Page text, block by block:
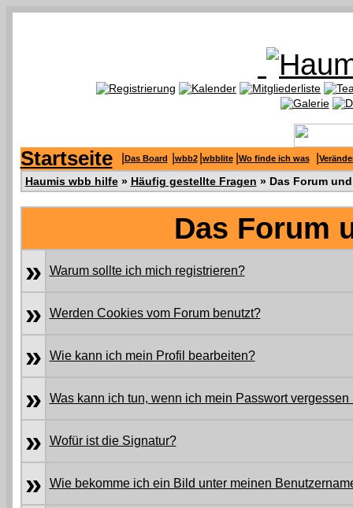
Startseite Das Board wbb2 wbblite Wo finde ich was
Haumis wbb hilfe» Häufig gestellte Fragen » Das Forum
Das Forum
»
Warum sollte ich mich registrieren?
» Werden Cookies vom Forum benutzt?
» Wie kann ich mein Profil bearbeiten?
» Was kann ich tun, wenn ich mein Passwort vergessen
» Wofür ist die Signatur?
» Wie bekomme ich ein Bild unter meinen